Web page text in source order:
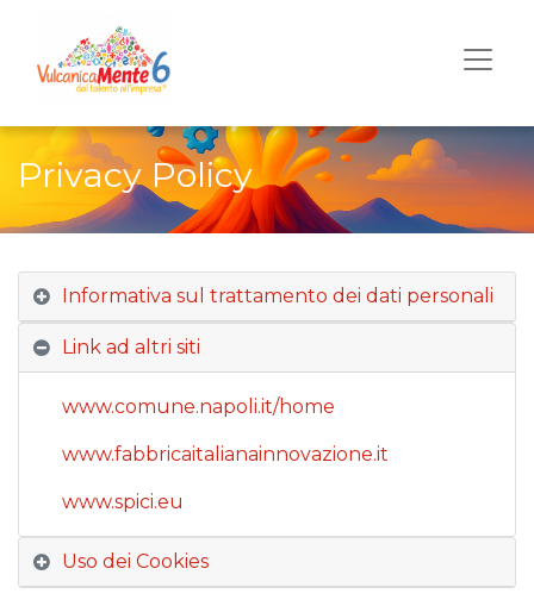
Privacy Policy
Informativa sul trattamento dei dati personali
Link ad altri siti
www.comune.napoli.it/home
www.fabbricaitalianainnovazione.it
www.spici.eu
Uso dei Cookies